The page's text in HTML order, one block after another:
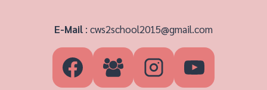
E-Mail : cws2school2015@gmail.com